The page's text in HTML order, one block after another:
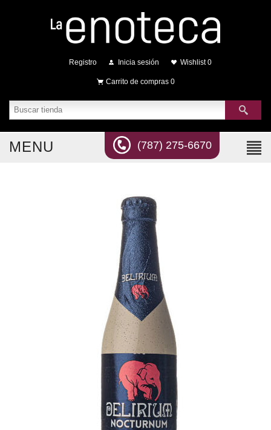
Registro Inicia sesión Wishlist 0
Carrito de compras 0
(787) 275-6670
MENU